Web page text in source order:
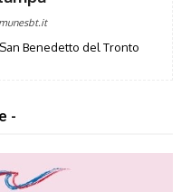
Benedetto del Tronto
-